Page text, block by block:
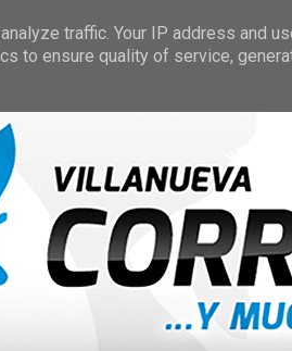
traffic. Your IP address and
to ensure quality of service,